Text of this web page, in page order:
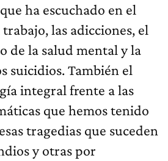
ha escuchado en el
las adicciones, el
de la salud mental y la
suicidios. También el
integral frente a las
que hemos tenido
tragedias que suceden
y otras por